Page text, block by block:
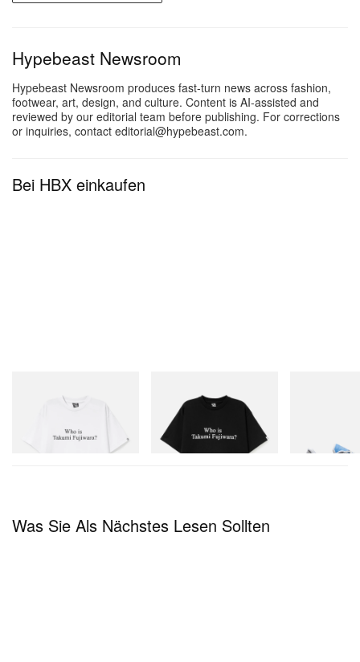
Hypebeast Newsroom
Hypebeast Newsroom produces fast-turn news across fashion,
footwear, art, design, and culture. Content is AI-assisted and
reviewed by our editorial team before publishing. For corrections
or inquiries, contact editorial@hypebeast.com.
Bei HBX einkaufen
Billionaire Boys Club X Initial
D Cotton T-Shirt 3
Jetzt einkaufen
Billionaire Boys Club X Initial
D Cotton T-Shirt 3
Jetzt einkaufen
Was Sie Als Nächstes Lesen Sollten